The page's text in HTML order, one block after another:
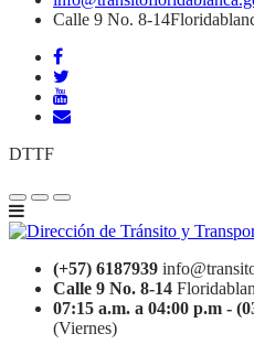
Calle 9 No. 8-
DTTF
(+57) 6187939
Calle 9 No. 8-14
07:15 a.m. a 04:00 p.m -
(Viernes)